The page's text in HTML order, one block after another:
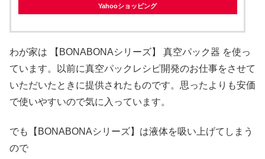
Yahooショッピング
わが家は 【BONABONAシリーズ】 真空パック器 を使っ
ています。以前に真空パックレシピ開発のお仕事をさせて
いただいたときに提供されたものです。思ったよりも安価
で使いやすいので気に入っています。
でも【BONABONAシリーズ】は液体を吸い上げてしまう
ので